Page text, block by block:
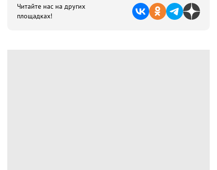
Читайте нас на других
площадках!